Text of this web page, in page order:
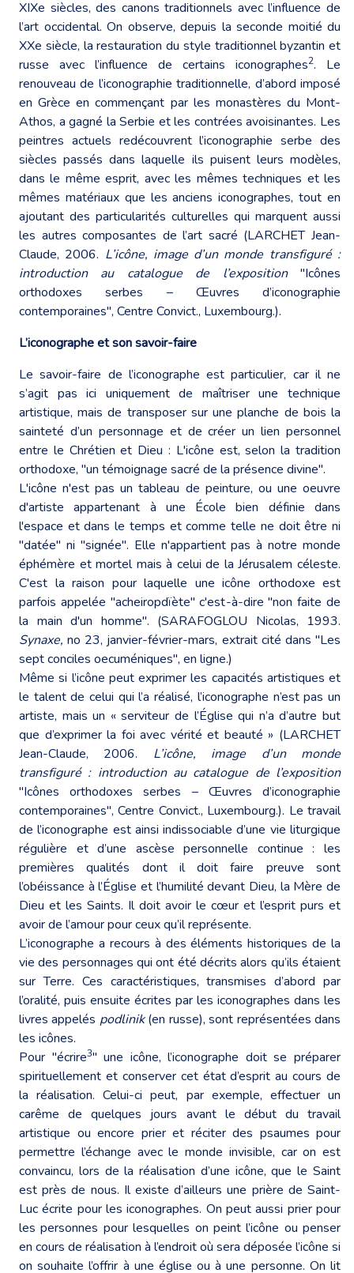
XIXe siècles, des canons traditionnels avec l’influence de
l’art occidental. On observe, depuis la seconde moitié du
XXe siècle, la restauration du style traditionnel byzantin et
russe avec l’influence de certains iconographes2. Le
renouveau de l’iconographie traditionnelle, d’abord imposé
en Grèce en commençant par les monastères du Mont-
Athos, a gagné la Serbie et les contrées avoisinantes. Les
peintres actuels redécouvrent l’iconographie serbe des
siècles passés dans laquelle ils puisent leurs modèles,
dans le même esprit, avec les mêmes techniques et les
mêmes matériaux que les anciens iconographes, tout en
ajoutant des particularités culturelles qui marquent aussi
les autres composantes de l’art sacré (LARCHET Jean-
Claude, 2006. L’icône, image d’un monde transfiguré :
introduction au catalogue de l’exposition"Icônes
orthodoxes serbes – Œuvres d’iconographie
contemporaines", Centre Convict., Luxembourg.).
L’iconographe et son savoir-faire
Le savoir-faire de l’iconographe est particulier, car il ne
s’agit pas ici uniquement de maîtriser une technique
artistique, mais de transposer sur une planche de bois la
sainteté d’un personnage et de créer un lien personnel
entre le Chrétien et Dieu : L'icône est, selon la tradition
orthodoxe, "un témoignage sacré de la présence divine".
L'icône n'est pas un tableau de peinture, ou une oeuvre
d'artiste appartenant à une École bien définie dans
l'espace et dans le temps et comme telle ne doit être ni
"datée" ni "signée". Elle n'appartient pas à notre monde
éphémère et mortel mais à celui de la Jérusalem céleste.
C'est la raison pour laquelle une icône orthodoxe est
parfois appelée "acheiropdïète" c'est-à-dire "non faite de
la main d'un homme". (SARAFOGLOU Nicolas, 1993.
Synaxe, no 23, janvier-février-mars, extrait cité dans "Les
sept conciles oecuméniques", en ligne.)
Même si l’icône peut exprimer les capacités artistiques et
le talent de celui qui l’a réalisé, l’iconographe n’est pas un
artiste, mais un « serviteur de l’Église qui n’a d’autre but
que d’exprimer la foi avec vérité et beauté » (LARCHET
Jean-Claude, 2006. L’icône, image d’un monde
transfiguré : introduction au catalogue de l’exposition
"Icônes orthodoxes serbes – Œuvres d’iconographie
contemporaines", Centre Convict., Luxembourg.). Le travail
de l’iconographe est ainsi indissociable d’une vie liturgique
régulière et d’une ascèse personnelle continue : les
premières qualités dont il doit faire preuve sont
l’obéissance à l’Église et l’humilité devant Dieu, la Mère de
Dieu et les Saints. Il doit avoir le cœur et l’esprit purs et
avoir de l’amour pour ceux qu’il représente.
L’iconographe a recours à des éléments historiques de la
vie des personnages qui ont été décrits alors qu’ils étaient
sur Terre. Ces caractéristiques, transmises d’abord par
l’oralité, puis ensuite écrites par les iconographes dans les
livres appelés podlinik(en russe), sont représentées dans
les icônes.
Pour "écrire3" une icône, l’iconographe doit se préparer
spirituellement et conserver cet état d’esprit au cours de
la réalisation. Celui-ci peut, par exemple, effectuer un
carême de quelques jours avant le début du travail
artistique ou encore prier et réciter des psaumes pour
permettre l’échange avec le monde invisible, car on est
convaincu, lors de la réalisation d’une icône, que le Saint
est près de nous. Il existe d’ailleurs une prière de Saint-
Luc écrite pour les iconographes. On peut aussi prier pour
les personnes pour lesquelles on peint l’icône ou penser
en cours de réalisation à l’endroit où sera déposée l’icône si
on souhaite l’offrir à une église ou à une personne. On lit